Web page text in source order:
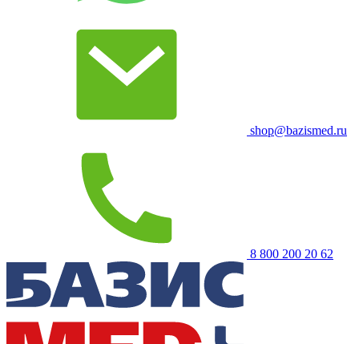
shop@bazismed.ru
8 800 200 20 62